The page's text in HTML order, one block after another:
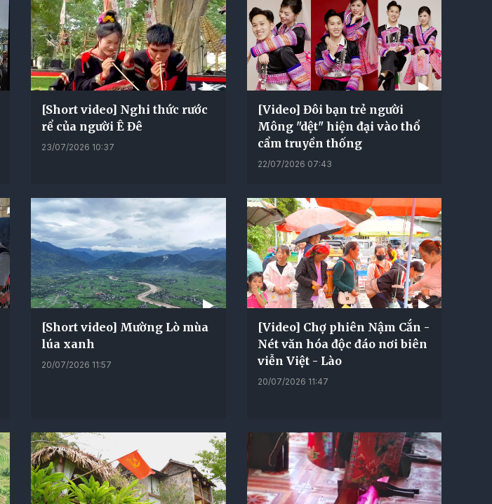
[Short video] Nghi thức rước
rể của người Ê Đê
23/07/2026 10:37
[Video] Đôi bạn trẻ người
Mông "dệt" hiện đại vào thổ
cẩm truyền thống
22/07/2026 07:43
[Short video] Mường Lò mùa
lúa xanh
20/07/2026 11:57
[Video] Chợ phiên Nậm Cắn -
Nét văn hóa độc đáo nơi biên
viễn Việt - Lào
20/07/2026 11:47